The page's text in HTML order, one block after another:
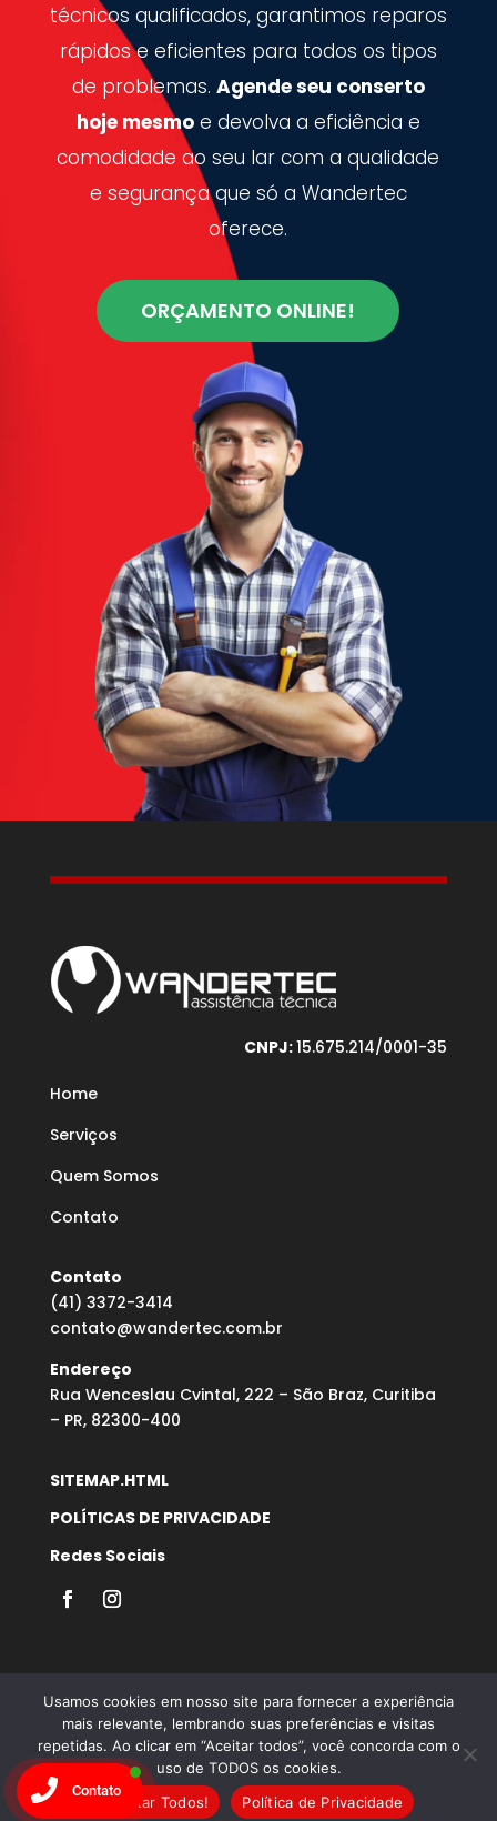
técnicos qualificados, garantimos reparos
rápidos e eficientes para todos os tipos
de problemas. Agende seu conserto
hoje mesmoe devolva a eficiência e
comodidade ao seu lar com a qualidade
e segurança que só a Wandertec
oferece.
ORÇAMENTO ONLINE!
CNPJ:15.675.214/0001-35
Home
Serviços
Quem Somos
Contato
Contato
(41) 3372-3414
contato@wandertec.com.br
Endereço
Rua Wenceslau Cvintal, 222 – São Braz, Curitiba
– PR, 82300-400
SITEMAP.HTML
POLÍTICAS DE PRIVACIDADE
Redes Sociais
Desenvolvido por Agência Microsenior | Websites e
Posicionamento Google
Usamos cookies em nosso site para fornecer a experiência
mais relevante, lembrando suas preferências e visitas
repetidas. Ao clicar em “Aceitar todos”, você concorda com o
uso de TODOS os cookies.
Aceitar Todos!
Política de Privacidade
Contato